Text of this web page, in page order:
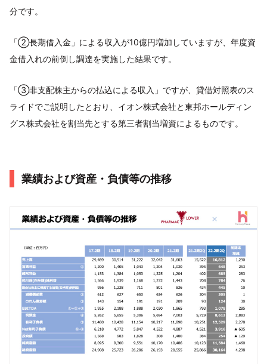
分です。
「②長期借入金」による収入が10億円増加していますが、年度資
金借入れの前倒し調達を実施した結果です。
「③非支配株主からの払込による収入」ですが、貸借対照表のス
ライドでご説明したとおり、イオン株式会社と東邦ホールディン
グス株式会社を割当先とする第三者割当増資によるものです。
業績および資産・負債等の推移